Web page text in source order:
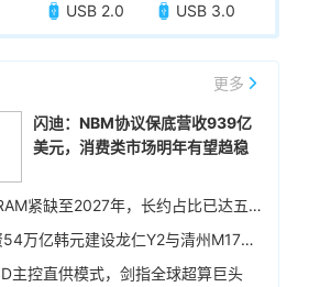
USB 2.0 USB 3.0
更多
闪迪：NBM协议保底营收939亿
美元，消费类市场明年有望趋稳
华邦电子：DRAM紧缺至2027年，长约占比已达五成
SK海力士投资54万亿韩元建设龙仁Y2与清州M17晶圆厂，确保中长期生产基础
主控直供模式，剑指全球超算巨头